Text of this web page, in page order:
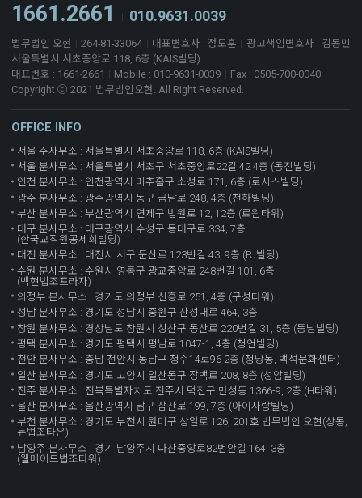
1661.2661 010.9631.0039
법무법인 오현 264-81-33064 대표변호사 : 정도훈
광고책임변호사 : 김동민
서울특별시 서초중앙로 118, 6층 (KAIS빌딩)
대표번호 : 1661-2661
Mobile : 010-9631-0039
Fax : 0505-700-0040
Copyright ⓒ 2021 법무법인오현. All Right Reserved.
OFFICE INFO
서울 주사무소 : 서울특별시 서초중앙로 118, 6층 (KAIS빌딩)
서울 분사무소 : 서울특별시 서초구 서초중앙로22길 42 4층 (동진빌딩)
인천 분사무소 : 인천광역시 미추홀구 소성로 171, 6층 (로시스빌딩)
광주 분사무소 : 광주광역시 동구 금남로 248, 4층 (천하빌딩)
부산 분사무소 : 부산광역시 연제구 법원로 12, 12층 (로윈타워)
대구 분사무소 : 대구광역시 수성구 동대구로 334, 7층
(한국교직원공제회빌딩)
대전 분사무소 : 대전시 서구 둔산로 123번길 43, 9층 (PJ빌딩)
수원 분사무소 : 수원시 영통구 광교중앙로 248번길 101, 6층
(백현법조프라자)
의정부 분사무소 : 경기도 의정부 신흥로 251, 4층 (구성타워)
성남 분사무소 : 경기도 성남시 중원구 산성대로 464, 3층
창원 분사무소 : 경상남도 창원시 성산구 동산로 220번길 31, 5층 (동남빌딩)
평택 분사무소 : 경기도 평택시 평남로 1047-1, 4층 (청언빌딩)
천안 분사무소 : 충남 천안시 동남구 청수14로96 2층 (청당동, 백석문화센터)
일산 분사무소 : 경기도 고양시 일산동구 장백로 208, 8층 (성암빌딩)
전주 분사무소 : 전북특별자치도 전주시 덕진구 만성동 1366-9, 2층 (H타워)
울산 분사무소 : 울산광역시 남구 삼산로 199, 7층 (아이사랑빌딩)
부천 분사무소 : 경기도 부천시 원미구 상일로 126, 201호 법무법인 오현(상동,
뉴법조타운)
남양주 분사무소 : 경기 남양주시 다산중앙로82번안길 164, 3층
(웰메이드법조타워)